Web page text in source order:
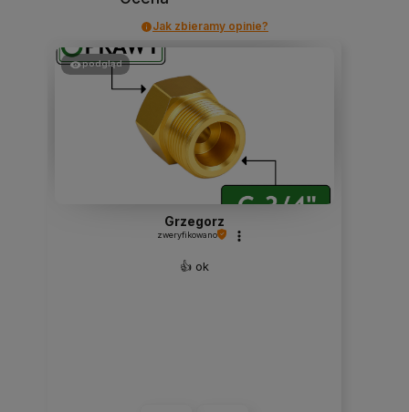
Jak zbieramy opinie?
podgląd
Grzegorz
zweryfikowano
👍️ ok